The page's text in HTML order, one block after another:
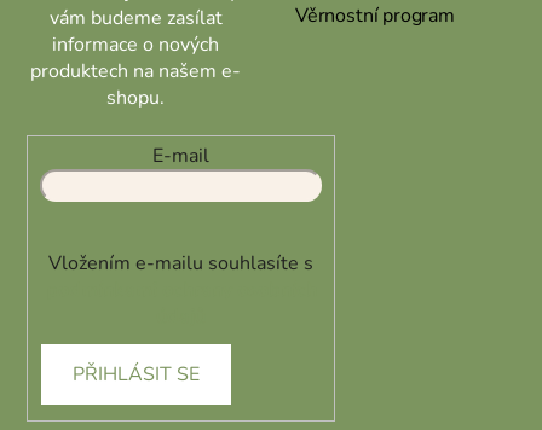
vám budeme zasílat
informace o nových
produktech na našem e-
shopu.
E-mail
Vložením e-mailu souhlasíte s
PŘIHLÁSIT SE
Věrnostní program